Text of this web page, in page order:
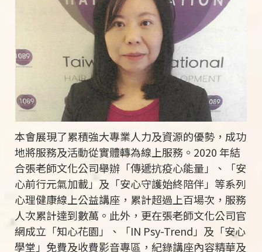
本會展現了累積強大專業人力及資源的優勢，成功
地將服務及活動從實體轉為線上服務。 2020年結
合張老師文化公司舉辦「傳遞抗疫心能量」、「安
心前行元氣加載」及「安心守護始終陪伴」等系列
心理健康線上公益講座，累計超過上百場次，服務
人次累計達到數萬。此外，更在張老師文化公司官
網成立「知心花園」、「IN Psy-Trend」及「安心
學堂」免費及收費影音專區，紀錄講座內容精華及